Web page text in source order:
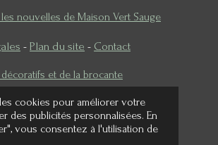
cookies pour améliorer votre
des publicités personnalisées. En
vous consentez à l'utilisation de
nouvelles de Maison Vert Sauge
- Plan du site - Contact
et de la brocante